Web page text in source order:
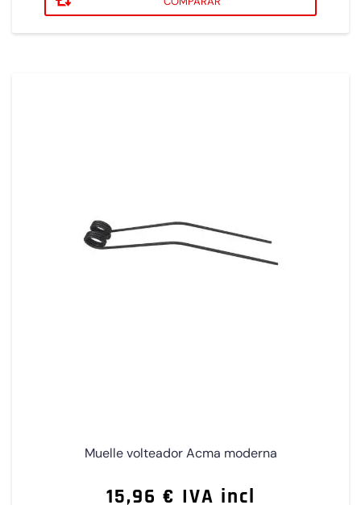
Muelle volteador Acma moderna
15,96 € IVA incl